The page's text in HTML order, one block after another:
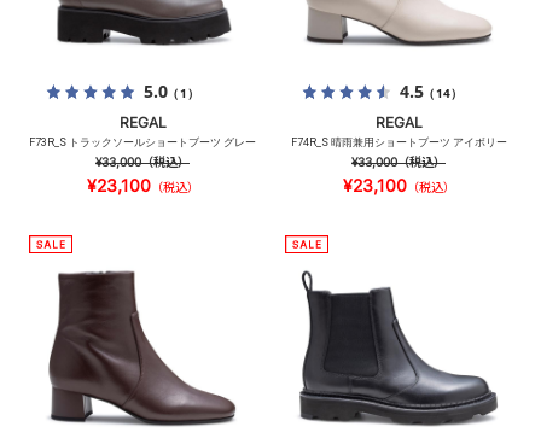
5.0（1）
REGAL
F73R_S トラックソールショートブーツ グレー
¥33,000（税込）
¥23,100（税込）
4.5（14）
REGAL
F74R_S 晴雨兼用ショートブーツ アイボリー
¥33,000（税込）
¥23,100（税込）